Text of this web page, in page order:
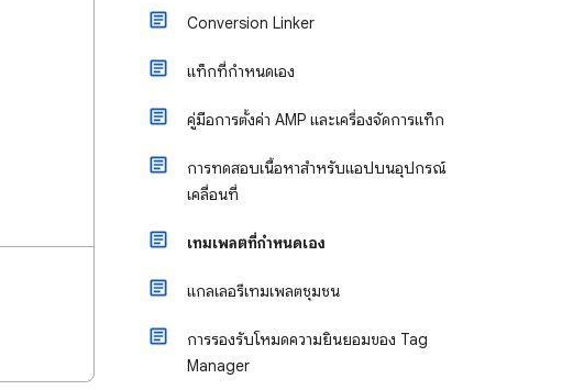
Conversion Linker
แท็กที่กำหนดเอง
คู่มือการตั้งค่า AMP และเครื่องจัดการแท็ก
การทดสอบเนื้อหาสำหรับแอปบนอุปกรณ์
เคลื่อนที่
เทมเพลตที่กำหนดเอง
แกลเลอรีเทมเพลตชุมชน
การรองรับโหมดความยินยอมของ Tag
Manager